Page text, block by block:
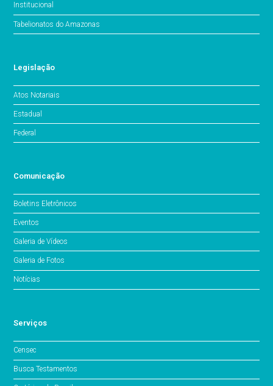
Institucional
Tabelionatos do Amazonas
Legislação
Atos Notariais
Estadual
Federal
Comunicação
Boletins Eletrônicos
Eventos
Galeria de Vídeos
Galeria de Fotos
Notícias
Serviços
Censec
Busca Testamentos